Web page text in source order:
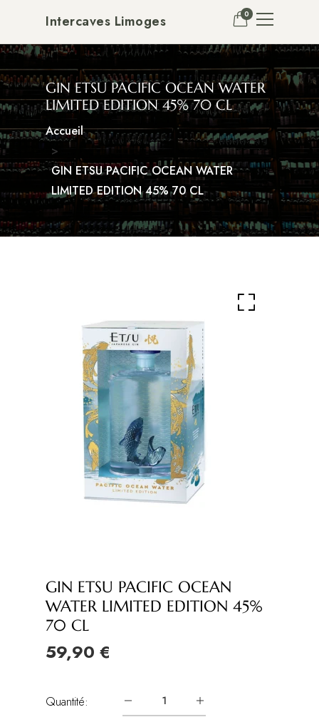
Intercaves Limoges 0
GIN ETSU PACIFIC OCEAN WATER
LIMITED EDITION 45% 70 CL
Accueil
GIN ETSU PACIFIC OCEAN WATER
LIMITED EDITION 45% 70 CL
GIN ETSU PACIFIC OCEAN
WATER LIMITED EDITION 45%
70 CL
59,90 €
Quantité: